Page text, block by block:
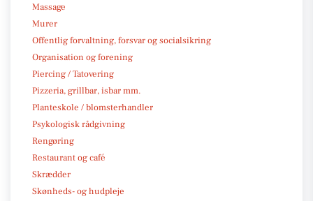
Massage
Murer
Offentlig forvaltning, forsvar og socialsikring
Organisation og forening
Piercing / Tatovering
Pizzeria, grillbar, isbar mm.
Planteskole / blomsterhandler
Psykologisk rådgivning
Rengøring
Restaurant og café
Skrædder
Skønheds- og hudpleje